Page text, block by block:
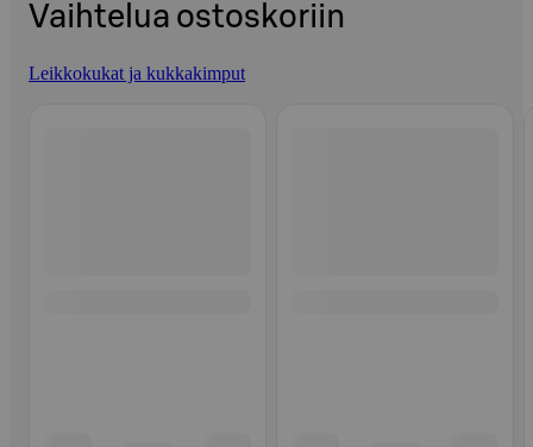
Vaihtelua ostoskoriin
Leikkokukat ja kukkakimput